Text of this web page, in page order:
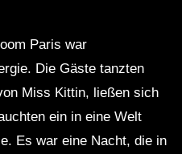
Paris war
Die Gäste tanzten
Miss Kittin, ließen sich
ein in eine Welt
Es war eine Nacht, die in